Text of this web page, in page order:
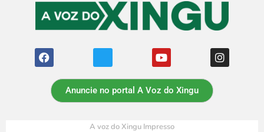
Anuncie no portal A Voz do Xingu
A voz do Xingu Impresso